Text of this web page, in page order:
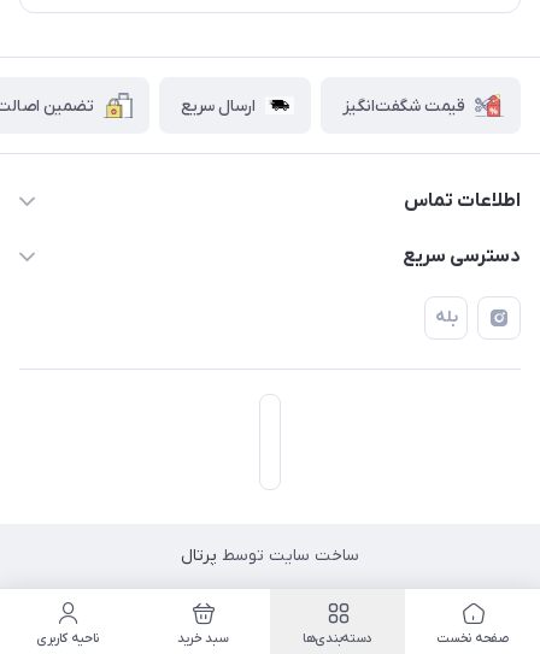
قیمت شگفت‌انگیز ارسال سریع تضمین اصالت
اطلاعات تماس
۰۲۱۷۷۰۶۰۰۲۸ ـ ۰۹۱۹۰۰۲۸۲۴۷
فروشگاه آبتین
مسیریابی در اپلیکیشن نشان
دسترسی سریع
حساب کاربری
بله
ساخت سایت توسط پرتال
صفحه نخست دسته‌بندی‌ها سبد خرید ناحیه کاربری